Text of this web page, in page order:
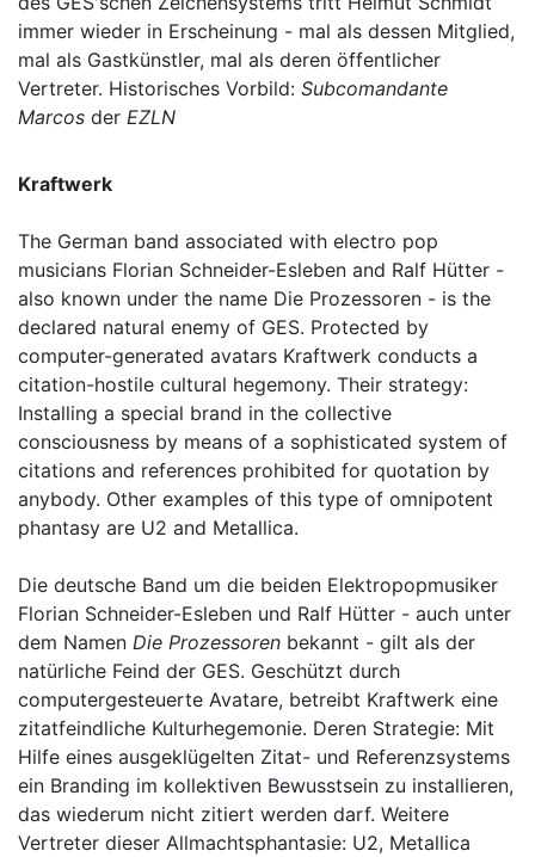
immer wieder in Erscheinung - mal als dessen Mitglied,
mal als Gastkünstler, mal als deren öffentlicher
Vertreter. Historisches Vorbild: Subcomandante
Marcos der EZLN
Kraftwerk
The German band associated with electro pop
musicians Florian Schneider-Esleben and Ralf Hütter -
also known under the name Die Prozessoren - is the
declared natural enemy of GES. Protected by
computer-generated avatars Kraftwerk conducts a
citation-hostile cultural hegemony. Their strategy:
Installing a special brand in the collective
consciousness by means of a sophisticated system of
citations and references prohibited for quotation by
anybody. Other examples of this type of omnipotent
phantasy are U2 and Metallica.
Die deutsche Band um die beiden Elektropopmusiker
Florian Schneider-Esleben und Ralf Hütter - auch unter
dem Namen Die Prozessoren bekannt - gilt als der
natürliche Feind der GES. Geschützt durch
computergesteuerte Avatare, betreibt Kraftwerk eine
zitatfeindliche Kulturhegemonie. Deren Strategie: Mit
Hilfe eines ausgeklügelten Zitat- und Referenzsystems
ein Branding im kollektiven Bewusstsein zu installieren,
das wiederum nicht zitiert werden darf. Weitere
Vertreter dieser Allmachtsphantasie: U2, Metallica